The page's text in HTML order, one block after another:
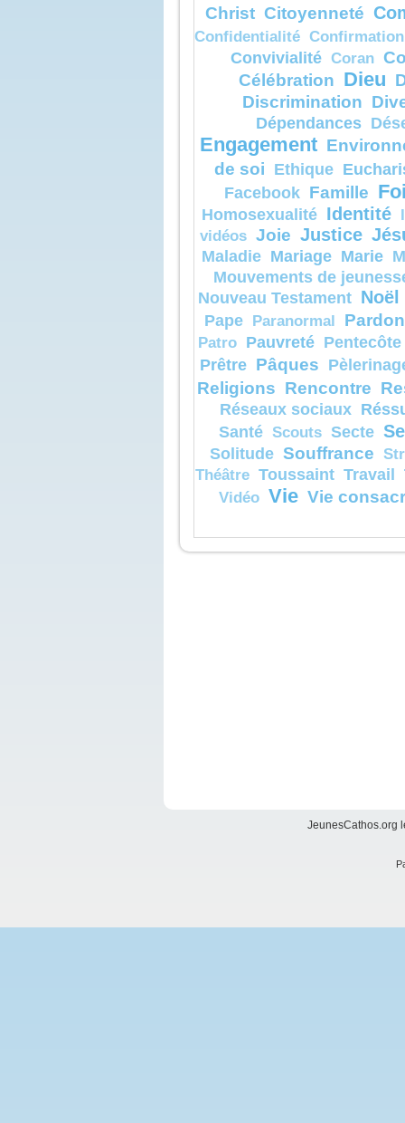
selon sa
Amen, je
parmi
certains
mort
avant
l’homme
venir
–
de Dieu.
Christ Citoyenneté
Confidentialité Confirmation
Convivialité Coran
Célébration Dieu
Discrimination
Dépendances
Engagement
de soi Ethique
Facebook Famille
Homosexualité Identité
vidéos Joie Justice
Maladie Mariage Marie
Mouvements de
Nouveau Testament Noël
Pape Paranormal Pardon
Patro Pauvreté Pentecôte
Prêtre Pâques
Religions Rencontre
Réseaux sociaux
Santé Scouts Secte
Solitude Souffrance
Théâtre Toussaint Travail
Vidéo Vie Vie
JeunesCathos.org